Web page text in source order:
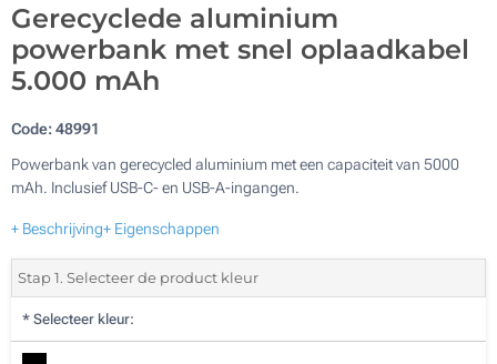
Gerecyclede aluminium
powerbank met snel oplaadkabel
5.000 mAh
Code:48991
Powerbank van gerecycled aluminium met een capaciteit van 5000
mAh. Inclusief USB-C- en USB-A-ingangen.
+ Beschrijving+ Eigenschappen
Stap 1. Selecteer de product kleur
* Selecteer kleur: